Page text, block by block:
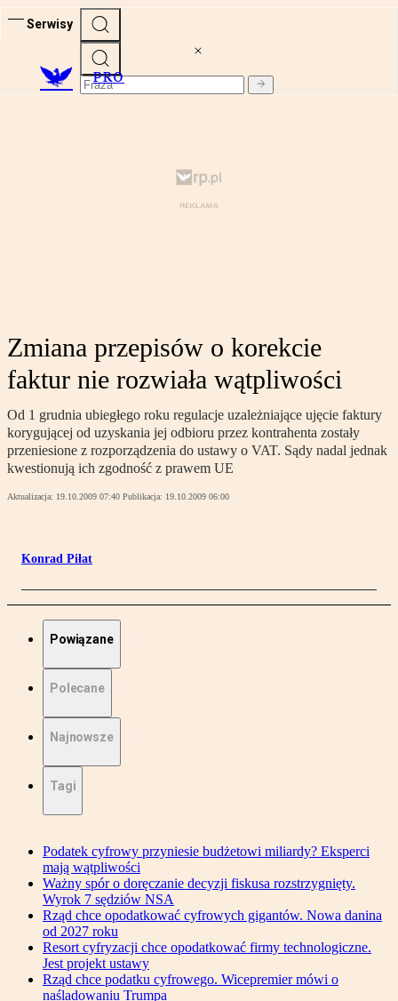
Serwisy
PRO
Zmiana przepisów o korekcie
faktur nie rozwiała wątpliwości
Od 1 grudnia ubiegłego roku regulacje uzależniające ujęcie faktury
korygującej od uzyskania jej odbioru przez kontrahenta zostały
przeniesione z rozporządzenia do ustawy o VAT. Sądy nadal jednak
kwestionują ich zgodność z prawem UE
Aktualizacja: 19.10.2009 07:40 Publikacja: 19.10.2009 06:00
Konrad Piłat
Powiązane
Polecane
Najnowsze
Tagi
Podatek cyfrowy przyniesie budżetowi miliardy? Eksperci
mają wątpliwości
Ważny spór o doręczanie decyzji fiskusa rozstrzygnięty.
Wyrok 7 sędziów NSA
Rząd chce opodatkować cyfrowych gigantów. Nowa danina
od 2027 roku
Resort cyfryzacji chce opodatkować firmy technologiczne.
Jest projekt ustawy
Rząd chce podatku cyfrowego. Wicepremier mówi o
naśladowaniu Trumpa